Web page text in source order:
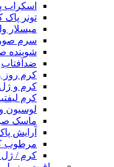
تونر پاک
میسلار
سرم
شوینده
ضدآفتاب
کرم
کرم و ژل
کرم
لوسیون
ماسک
آرایش
مرطوب
کرم /